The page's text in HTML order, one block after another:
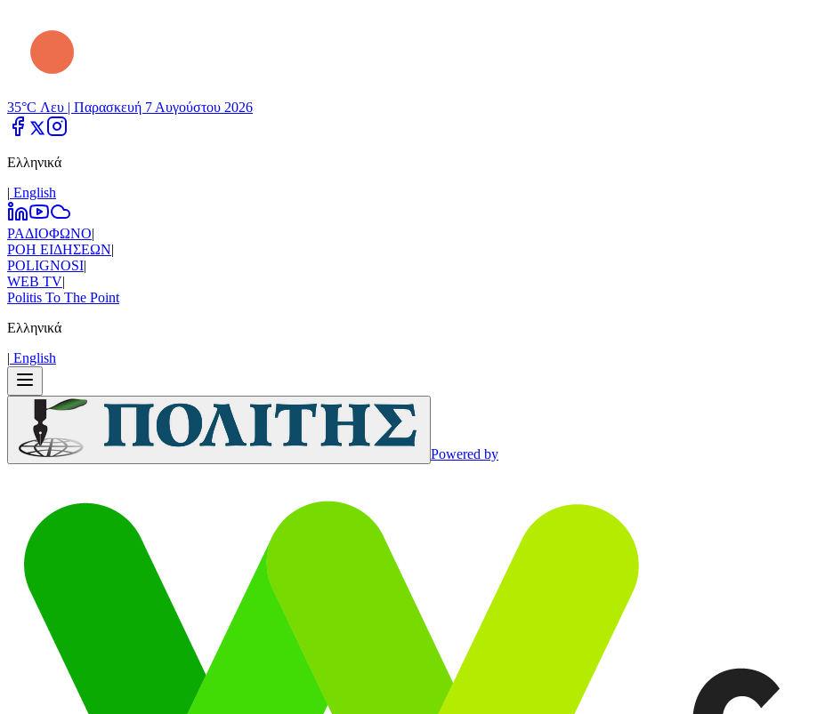
35°C Λευ | Παρασκευή 7 Αυγούστου 2026
Ελληνικά
| Εnglish
ΡΑΔΙΟΦΩΝΟ|
ΡΟΗ ΕΙΔΗΣΕΩΝ|
POLIGNOSI|
WEB TV|
Politis To The Point
Ελληνικά
| Εnglish
Powered by